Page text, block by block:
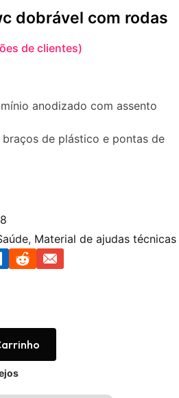
dobrável com rodas
de clientes)
anodizado com assento
de plástico e pontas de
, Material de ajudas técnicas